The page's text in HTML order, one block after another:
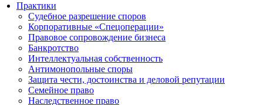
Практики
Судебное разрешение споров
Корпоративные «Спецоперации»
Правовое сопровождение бизнеса
Банкротство
Интеллектуальная собственность
Антимонопольные споры
Защита чести, достоинства и деловой репутации
Семейное право
Наследственное право